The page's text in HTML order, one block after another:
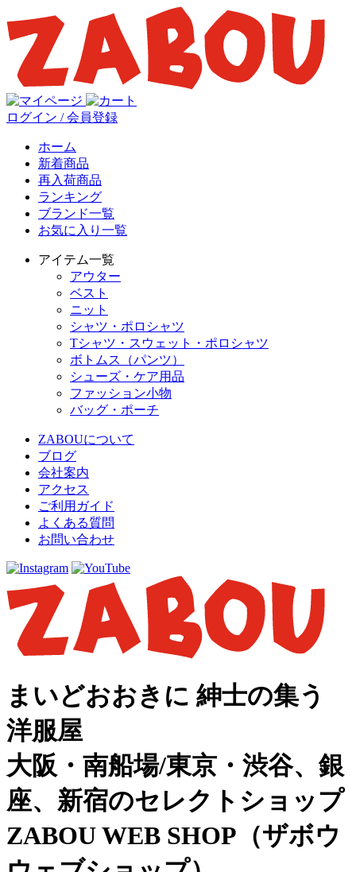
ログイン / 会員登録
ホーム
新着商品
再入荷商品
ランキング
ブランド一覧
お気に入り一覧
アイテム一覧
アウター
ベスト
ニット
シャツ・ポロシャツ
Tシャツ・スウェット・ポロシャツ
ボトムス（パンツ）
シューズ・ケア用品
ファッション小物
バッグ・ポーチ
ZABOUについて
ブログ
会社案内
アクセス
ご利用ガイド
よくある質問
お問い合わせ
まいどおおきに 紳士の集う
洋服屋
大阪・南船場/東京・渋谷、銀
座、新宿のセレクトショップ
ZABOU WEB SHOP（ザボウ